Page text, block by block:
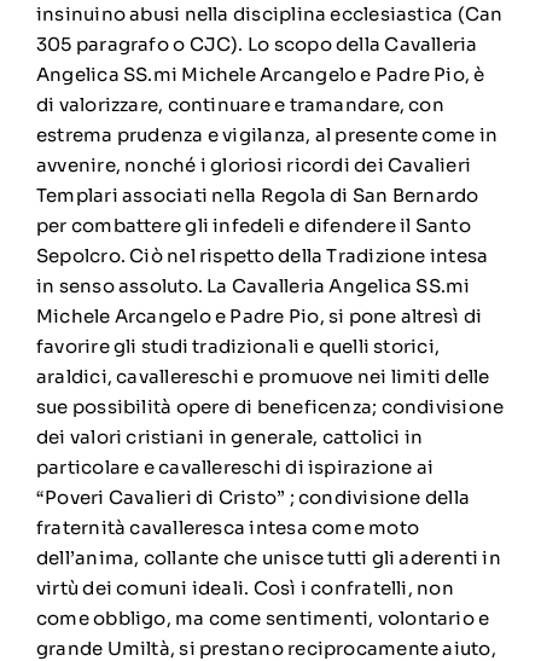
insinuino abusi nella disciplina ecclesiastica (Can
305 paragrafo o CJC). Lo scopo della Cavalleria
Angelica SS.mi Michele Arcangelo e Padre Pio, è
di valorizzare, continuare e tramandare, con
estrema prudenza e vigilanza, al presente come in
avvenire, nonché i gloriosi ricordi dei Cavalieri
Templari associati nella Regola di San Bernardo
per combattere gli infedeli e difendere il Santo
Sepolcro. Ciò nel rispetto della Tradizione intesa
in senso assoluto. La Cavalleria Angelica SS.mi
Michele Arcangelo e Padre Pio, si pone altresì di
favorire gli studi tradizionali e quelli storici,
araldici, cavallereschi e promuove nei limiti delle
sue possibilità opere di beneficenza; condivisione
dei valori cristiani in generale, cattolici in
particolare e cavallereschi di ispirazione ai
“Poveri Cavalieri di Cristo” ; condivisione della
fraternità cavalleresca intesa come moto
dell’anima, collante che unisce tutti gli aderenti in
virtù dei comuni ideali. Così i confratelli, non
come obbligo, ma come sentimenti, volontario e
grande Umiltà, si prestano reciprocamente aiuto,